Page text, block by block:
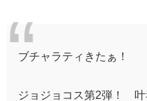
ブチャラティきたぁ！
ジョジョコス第2弾！ 叶